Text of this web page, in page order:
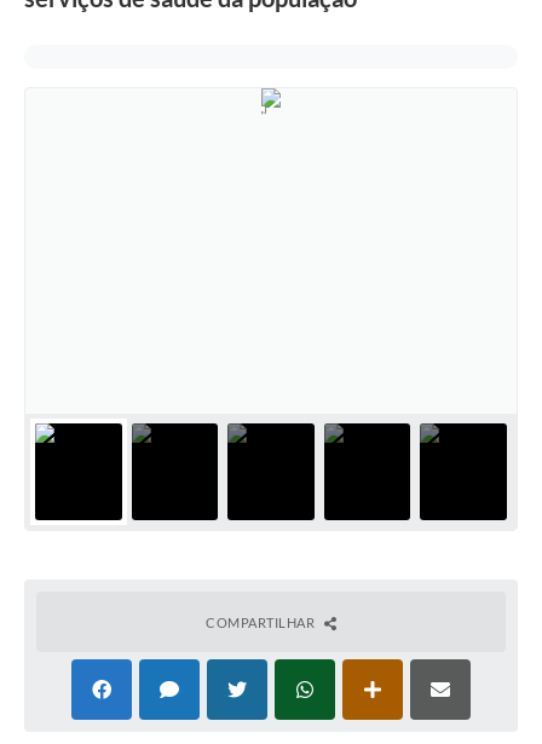
COMPARTILHAR